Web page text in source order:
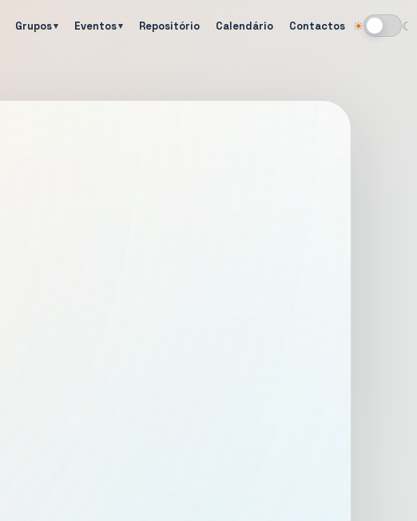
Grupos Eventos Repositório Calendário Contactos ☀ ☾
Alternar tema